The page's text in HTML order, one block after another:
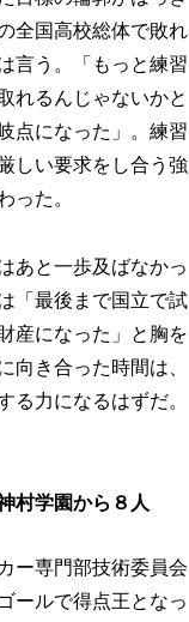
全国高校総体で敗れ
言う。「もっと練習
れるんじゃないかと
点になった」。練習
しい要求をし合う強
った。
あと一歩及ばなかっ
「最後まで国立で試
産になった」と胸を
向き合った時間は、
る力になるはずだ。
村学園から８人
ー専門部技術委員会
ールで得点王となっ